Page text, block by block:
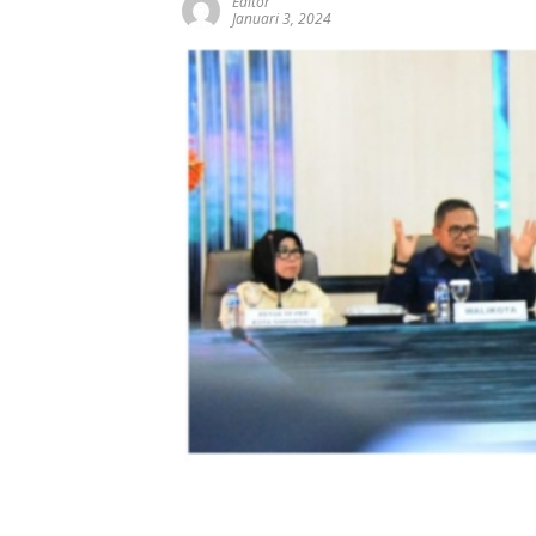
Januari 3, 2024